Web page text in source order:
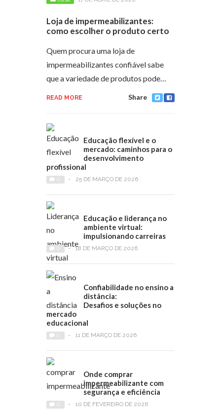
Loja de impermeabilizantes:
como escolher o produto certo
Quem procura uma loja de
impermeabilizantes confiável sabe
que a variedade de produtos pode…
READ MORE Share
Educação flexível e o
mercado: caminhos para o
desenvolvimento
profissional
- 25 DE MARÇO DE 2026
Educação e liderança no
ambiente virtual:
impulsionando carreiras
- 18 DE MARÇO DE 2026
Confiabilidade no ensino a
distância:
Desafios e soluções no
mercado
educacional
- 11 DE MARÇO DE 2026
Onde comprar
impermeabilizante com
segurança e eficiência
- 10 DE FEVEREIRO DE 2026